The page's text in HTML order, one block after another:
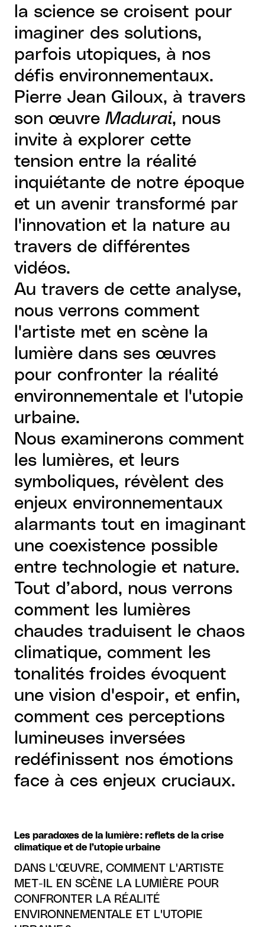
la science se croisent pour
imaginer des solutions,
parfois utopiques, à nos
défis environnementaux.
Pierre Jean Giloux, à travers
son œuvre Madurai, nous
invite à explorer cette
tension entre la réalité
inquiétante de notre époque
et un avenir transformé par
l'innovation et la nature au
travers de différentes
vidéos.
Au travers de cette analyse,
nous verrons comment
l'artiste met en scène la
lumière dans ses œuvres
pour confronter la réalité
environnementale et l'utopie
urbaine.
Nous examinerons comment
les lumières, et leurs
symboliques, révèlent des
enjeux environnementaux
alarmants tout en imaginant
une coexistence possible
entre technologie et nature.
Tout d’abord, nous verrons
comment les lumières
chaudes traduisent le chaos
climatique, comment les
tonalités froides évoquent
une vision d'espoir, et enfin,
comment ces perceptions
lumineuses inversées
redéfinissent nos émotions
face à ces enjeux cruciaux.
Les paradoxes de la lumière : reflets de la crise
climatique et de l’utopie urbaine
DANS L'ŒUVRE, COMMENT L'ARTISTE
MET-IL EN SCÈNE LA LUMIÈRE POUR
CONFRONTER LA RÉALITÉ
ENVIRONNEMENTALE ET L'UTOPIE